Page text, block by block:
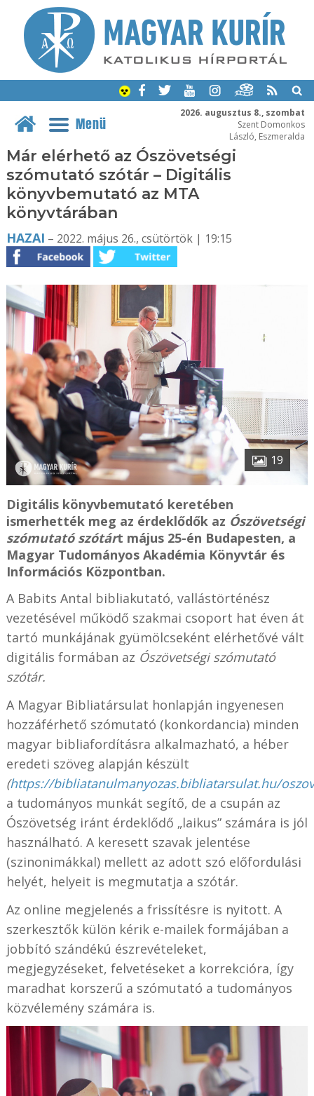
2026. augusztus 8., szombat
Szent Domonkos
László, Eszmeralda
Menü
Már elérhető az Ószövetségi
szómutató szótár – Digitális
könyvbemutató az MTA
könyvtárában
HAZAI – 2022. május 26., csütörtök | 19:15
19
Digitális könyvbemutató keretében
ismerhették meg az érdeklődők az Ószövetségi
szómutató szótárt május 25-én Budapesten, a
Magyar Tudományos Akadémia Könyvtár és
Információs Központban.
A Babits Antal bibliakutató, vallástörténész
vezetésével működő szakmai csoport hat éven át
tartó munkájának gyümölcseként elérhetővé vált
digitális formában az Ószövetségi szómutató
szótár.
A Magyar Bibliatársulat honlapján ingyenesen
hozzáférhető szómutató (konkordancia) minden
magyar bibliafordításra alkalmazható, a héber
eredeti szöveg alapján készült
(https://bibliatanulmanyozas.bibliatarsulat.hu/
a tudományos munkát segítő, de a csupán az
Ószövetség iránt érdeklődő „laikus” számára is jól
használható. A keresett szavak jelentése
(szinonimákkal) mellett az adott szó előfordulási
helyét, helyeit is megmutatja a szótár.
Az online megjelenés a frissítésre is nyitott. A
szerkesztők külön kérik e-mailek formájában a
jobbító szándékú észrevételeket,
megjegyzéseket, felvetéseket a korrekcióra, így
maradhat korszerű a szómutató a tudományos
közvélemény számára is.